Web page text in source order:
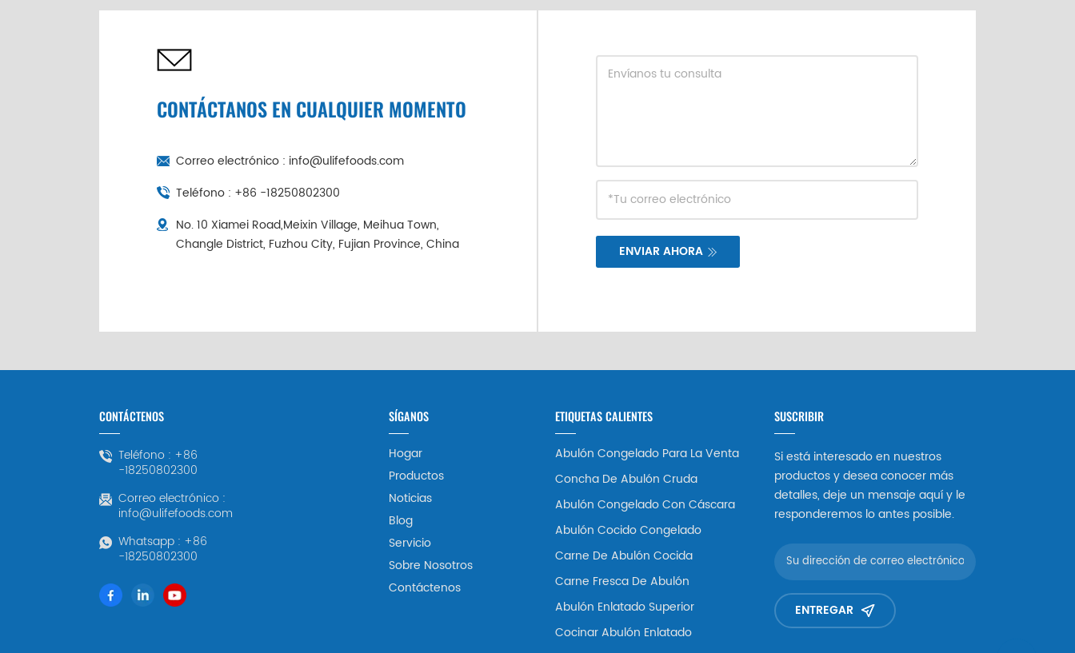
individualmente
CONTÁCTANOS EN CUALQUIER MOMENTO
Correo electrónico : info@ulifefoods.com
Teléfono : +86 -18250802300
No. 10 Xiamei Road,Meixin Village, Meihua Town,
Changle District, Fuzhou City, Fujian Province, China
ENVIAR AHORA
CONTÁCTENOS
Teléfono : +86
-18250802300
Correo electrónico :
info@ulifefoods.com
Whatsapp : +86
-18250802300
SÍGANOS
Hogar
Productos
Noticias
Blog
Servicio
Sobre Nosotros
Contáctenos
ETIQUETAS CALIENTES
Abulón Congelado Para La Venta
Concha De Abulón Cruda
Abulón Congelado Con Cáscara
Abulón Cocido Congelado
Carne De Abulón Cocida
Carne Fresca De Abulón
Abulón Enlatado Superior
Cocinar Abulón Enlatado
SUSCRIBIR
Si está interesado en nuestros
productos y desea conocer más
detalles, deje un mensaje aquí y le
responderemos lo antes posible.
ENTREGAR